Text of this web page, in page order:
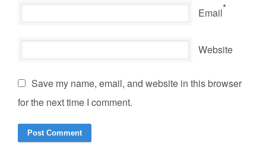
Email*
Website
Save my name, email, and website in this browser
for the next time I comment.